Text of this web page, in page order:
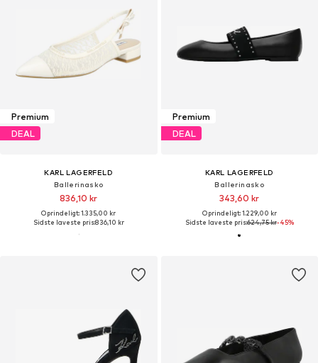
Premium
DEAL
KARL LAGERFELD
Ballerinasko
836,10 kr
Oprindeligt: 1.335,00 kr
Sidste laveste pris:836,10 kr
Premium
DEAL
KARL LAGERFELD
Ballerinasko
343,60 kr
Oprindeligt: 1.229,00 kr
Sidste laveste pris:624,75 kr-45%